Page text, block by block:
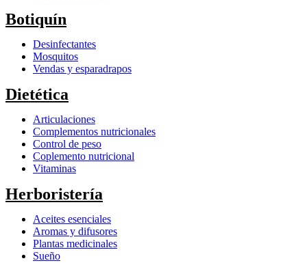
Botiquín
Desinfectantes
Mosquitos
Vendas y esparadrapos
Dietética
Articulaciones
Complementos nutricionales
Control de peso
Coplemento nutricional
Vitaminas
Herboristería
Aceites esenciales
Aromas y difusores
Plantas medicinales
Sueño